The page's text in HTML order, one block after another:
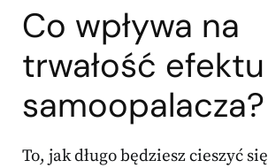
Co wpływa na
trwałość efektu
samoopalacza?
To, jak długo będziesz cieszyć